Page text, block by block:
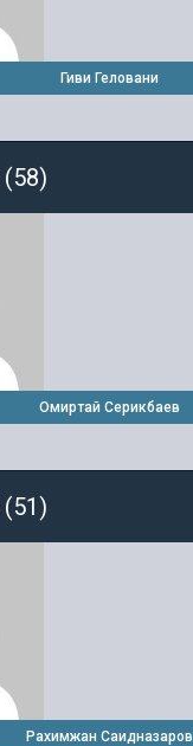
Гиви Геловани
(58)
Омиртай Серикбаев
(51)
Рахимжан Саидназаров